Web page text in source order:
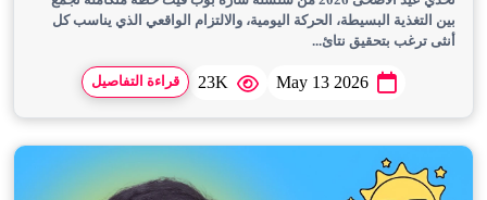
بين التغذية البسيطة، الحركة اليومية، والالتزام الواقعي الذي يناسب كل
أنثى ترغب بتحقيق نتائ...
May 13 2026
23K قراءة التفاصيل